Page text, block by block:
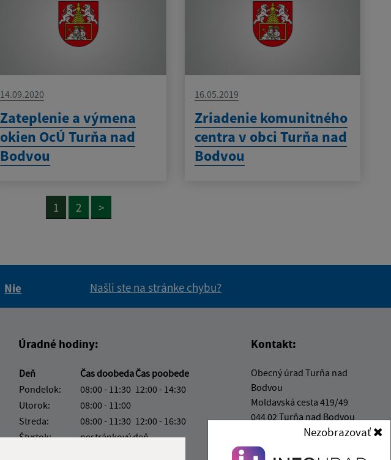
Nezobrazovať
14.09.2020
Zateplenie a výmena
okien OcÚ Turňa nad
Bodvou
16.05.2019
Zriadenie komunitného
centra v obci Turňa nad
Bodvou
1 2 >
Nie
Našli ste na stránke chybu?
Úradné hodiny:
Deň Čas doobedaČas poobede
Pondelok:
08:00 - 11:30 12:00 - 14:30
Utorok:
08:00 - 11:00
Streda:
08:00 - 11:30 12:00 - 16:30
Štvrtok:
nestránkový deň
Kontakt:
Obecný úrad Turňa nad
Bodvou
Moldavská cesta 419/49
044 02 Turňa nad Bodvou
+421 55 466 21 01